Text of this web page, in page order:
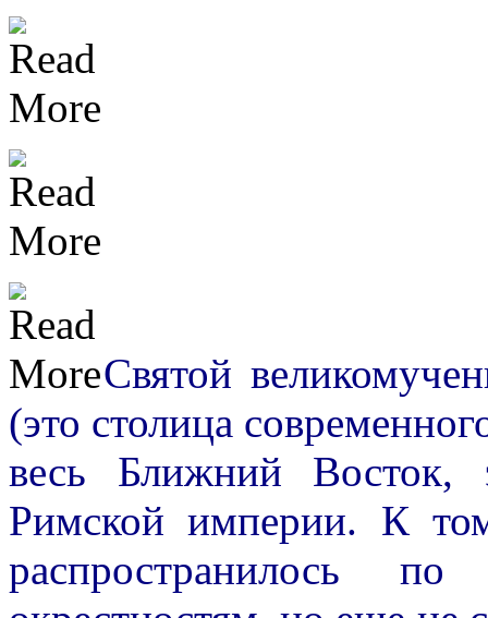
Святой
(это столица
весь Ближний Восток,
Римской империи. К
распространилось